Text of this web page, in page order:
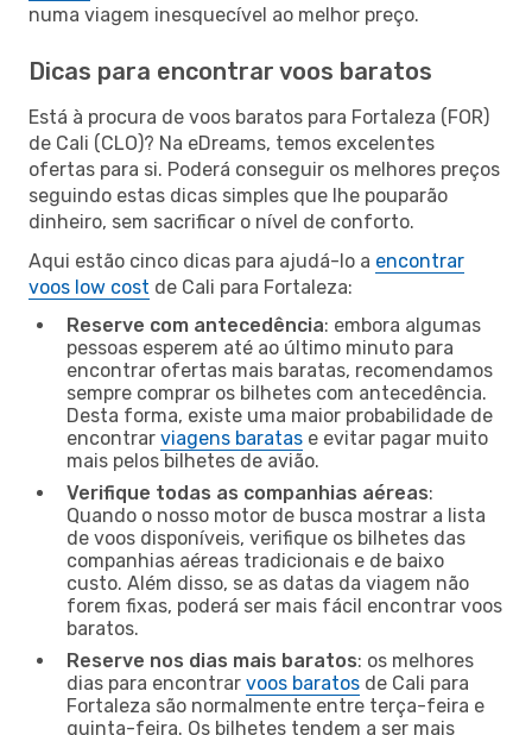
numa viagem inesquecível ao melhor preço.
Dicas para encontrar voos baratos
Está à procura de voos baratos para Fortaleza (FOR)
de Cali (CLO)? Na eDreams, temos excelentes
ofertas para si. Poderá conseguir os melhores preços
seguindo estas dicas simples que lhe pouparão
dinheiro, sem sacrificar o nível de conforto.
Aqui estão cinco dicas para ajudá-lo a encontrar
voos low cost de Cali para Fortaleza:
Reserve com antecedência: embora algumas
pessoas esperem até ao último minuto para
encontrar ofertas mais baratas, recomendamos
sempre comprar os bilhetes com antecedência.
Desta forma, existe uma maior probabilidade de
encontrar viagens baratas e evitar pagar muito
mais pelos bilhetes de avião.
Verifique todas as companhias aéreas:
Quando o nosso motor de busca mostrar a lista
de voos disponíveis, verifique os bilhetes das
companhias aéreas tradicionais e de baixo
custo. Além disso, se as datas da viagem não
forem fixas, poderá ser mais fácil encontrar voos
baratos.
Reserve nos dias mais baratos: os melhores
dias para encontrar voos baratos de Cali para
Fortaleza são normalmente entre terça-feira e
quinta-feira. Os bilhetes tendem a ser mais